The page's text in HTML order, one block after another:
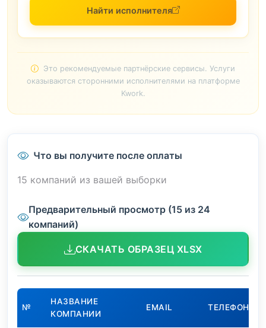
Найти исполнителя
Это рекомендуемые партнёрские сервисы. Услуги
оказываются сторонними исполнителями на платформе
Kwork.
Что вы получите после оплаты
15 компаний из вашей выборки
Предварительный просмотр (15 из 24
компаний)
СКАЧАТЬ ОБРАЗЕЦ XLSX
№
НАЗВАНИЕ
КОМПАНИИ
EMAIL ТЕЛЕФОН